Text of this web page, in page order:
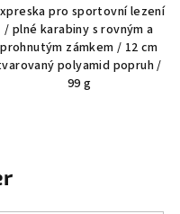
pro sportovní lezení
/ plné karabiny s rovným a
prohnutým zámkem / 12 cm
polyamid popruh /
99 g